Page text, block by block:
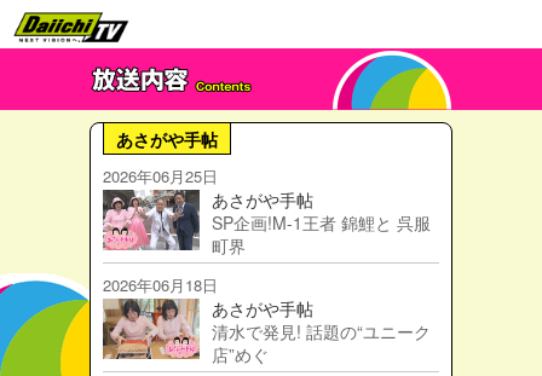
あさがや手帖
2026年06月25日
あさがや手帖
SP企画!M-1王者 錦鯉と 呉服
町界
2026年06月18日
あさがや手帖
清水で発見! 話題の“ユニーク
店”めぐ